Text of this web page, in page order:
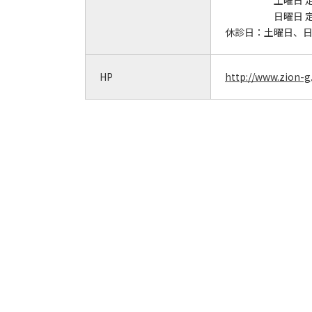
日曜日
休診日： 土曜日、
HP http://www.zion-